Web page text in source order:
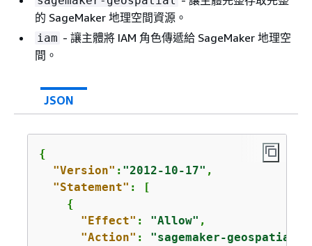
的 SageMaker 地理空間資源。
iam - 讓主體將 IAM 角色傳遞給 SageMaker 地理空
間。
JSON
{
"Version" : "2012-10-17" ,
"Statement" : [
{
"Effect" : "Allow" ,
"Action" : "sagemaker-